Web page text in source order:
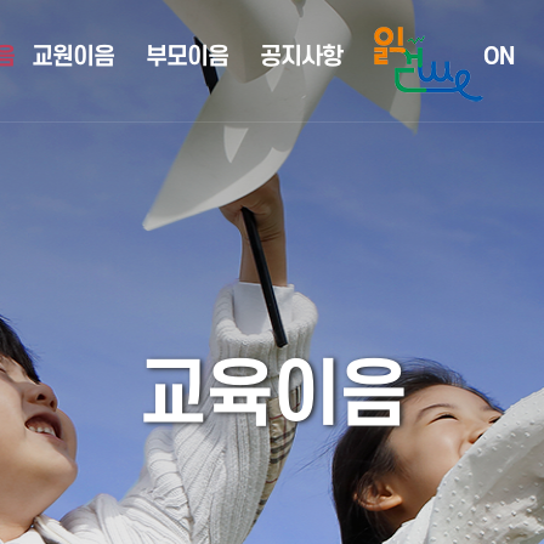
교원이음 부모이음 공지사항 ON
교육이음